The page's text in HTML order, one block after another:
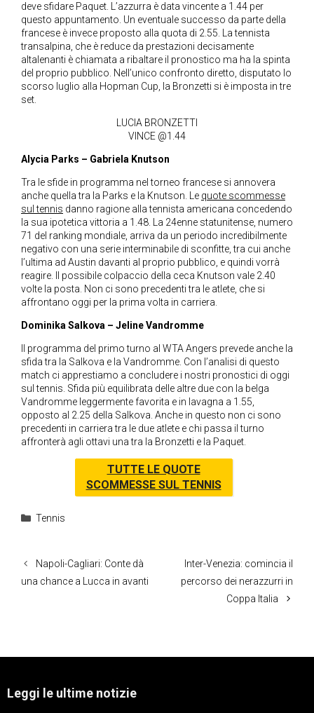
deve sfidare Paquet. L’azzurra è data vincente a 1.44 per
questo appuntamento. Un eventuale successo da parte della
francese è invece proposto alla quota di 2.55. La tennista
transalpina, che è reduce da prestazioni decisamente
altalenanti è chiamata a ribaltare il pronostico ma ha la spinta
del proprio pubblico. Nell’unico confronto diretto, disputato lo
scorso luglio alla Hopman Cup, la Bronzetti si è imposta in tre
set.
LUCIA BRONZETTI
VINCE @1.44
Alycia Parks – Gabriela Knutson
Tra le sfide in programma nel torneo francese si annovera
anche quella tra la Parks e la Knutson. Le quote scommesse
sul tennis danno ragione alla tennista americana concedendo
la sua ipotetica vittoria a 1.48. La 24enne statunitense, numero
71 del ranking mondiale, arriva da un periodo incredibilmente
negativo con una serie interminabile di sconfitte, tra cui anche
l’ultima ad Austin davanti al proprio pubblico, e quindi vorrà
reagire. Il possibile colpaccio della ceca Knutson vale 2.40
volte la posta. Non ci sono precedenti tra le atlete, che si
affrontano oggi per la prima volta in carriera.
Dominika Salkova – Jeline Vandromme
Il programma del primo turno al WTA Angers prevede anche la
sfida tra la Salkova e la Vandromme. Con l’analisi di questo
match ci apprestiamo a concludere i nostri pronostici di oggi
sul tennis. Sfida più equilibrata delle altre due con la belga
Vandromme leggermente favorita e in lavagna a 1.55,
opposto al 2.25 della Salkova. Anche in questo non ci sono
precedenti in carriera tra le due atlete e chi passa il turno
affronterà agli ottavi una tra la Bronzetti e la Paquet.
TUTTE LE QUOTE
SCOMMESSE SUL TENNIS
Categorie
Tennis
Napoli-Cagliari: Conte dà
una chance a Lucca in avanti
Inter-Venezia: comincia il
percorso dei nerazzurri in
Coppa Italia
Leggi le ultime notizie